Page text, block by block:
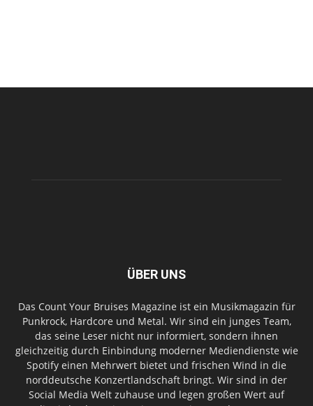
ÜBER UNS
Das Count Your Bruises Magazine ist ein Musikmagazin für
Punkrock, Hardcore und Metal. Wir sind ein junges Team,
das seine Leser nicht nur informiert, sondern ihnen
gleichzeitig durch Einbindung moderner Mediendienste wie
Spotify einen Mehrwert bietet und frischen Wind in die
norddeutsche Konzertlandschaft bringt. Wir sind in der
Social Media Welt zuhause und legen großen Wert auf